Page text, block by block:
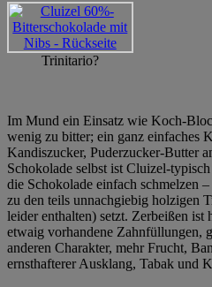
Trinitario?
Im Mund ein Einsatz wie Koch-
wenig zu bitter; ein ganz einfaches
Kandiszucker, Puderzucker-Butter
Schokolade selbst ist Cluizel-
die Schokolade einfach schmelzen
zu den teils unnachgiebig holzigen
leider enthalten) setzt. Zerbeißen
etwaig vorhandene Zahnfüllungen,
anderen Charakter, mehr Frucht,
ernsthafterer Ausklang, Tabak und